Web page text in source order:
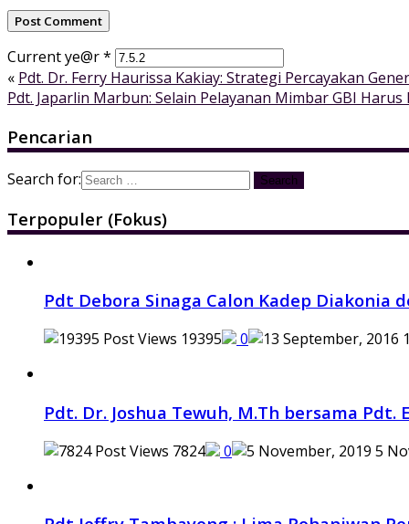
Current ye@r*
« Pdt. Dr. Ferry Haurissa Kakiay: Strategi Percayakan
Pdt. Japarlin Marbun: Selain Pelayanan Mimbar GBI
Pencarian
Search for:
Terpopuler (Fokus)
Pdt Debora Sinaga Calon Kadep Diakonia
19395 0
Pdt. Dr. Joshua Tewuh, M.Th bersama
7824 0 5